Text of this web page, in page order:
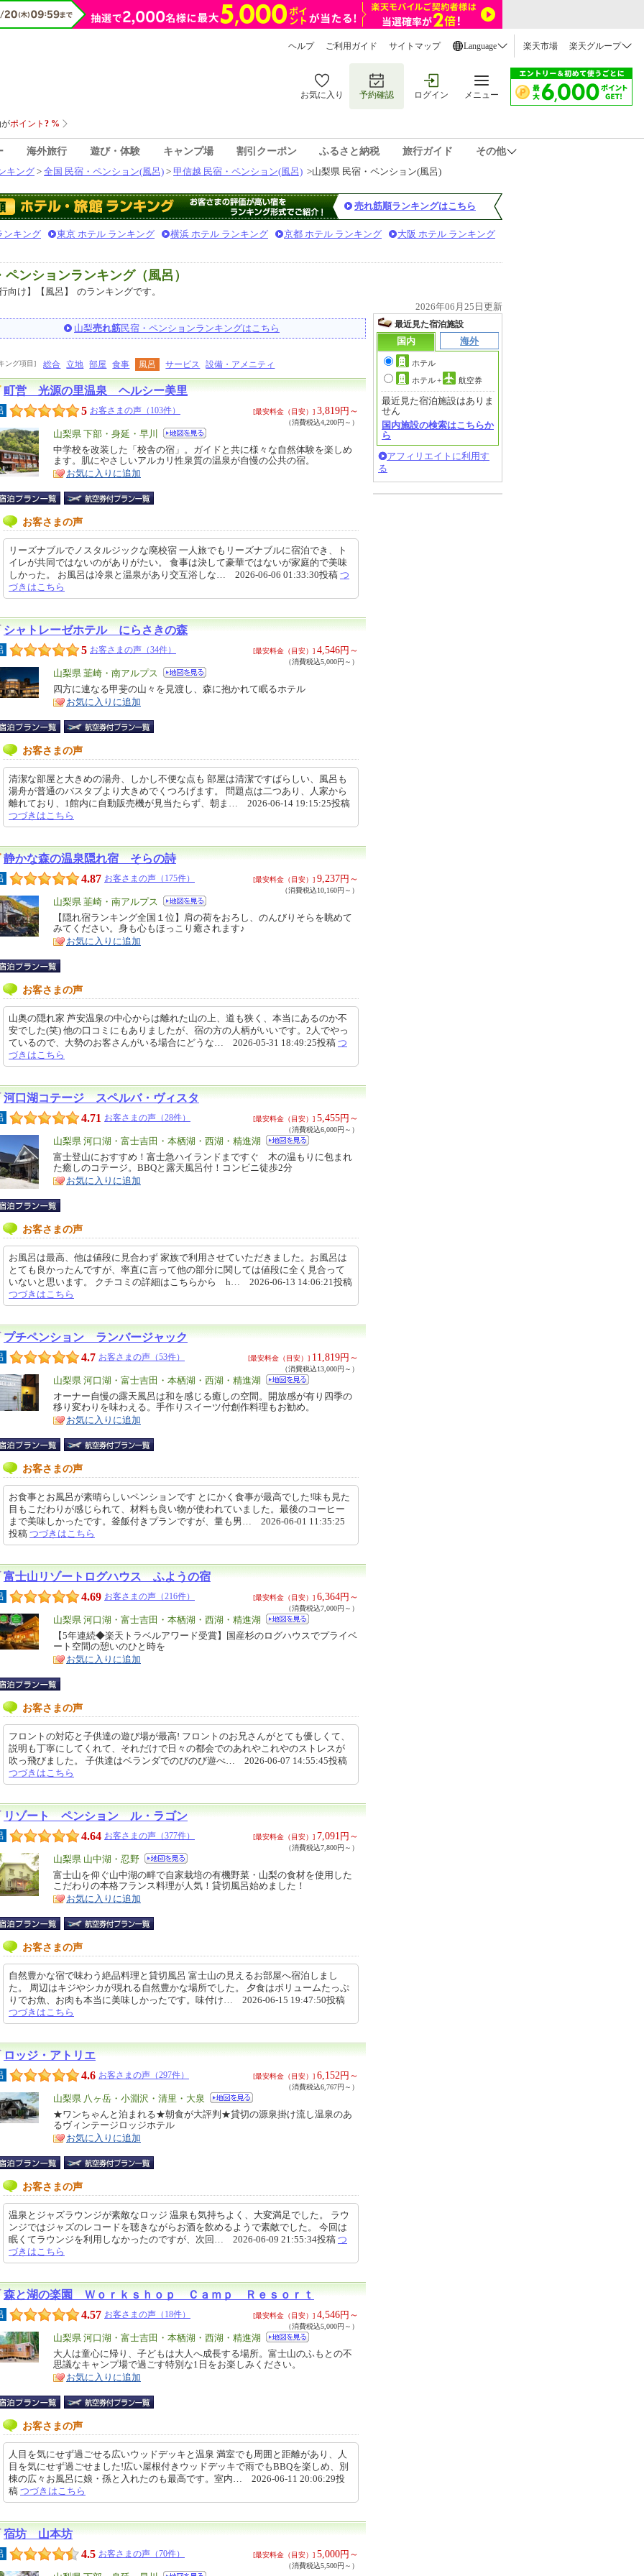
ヘルプ ご利用ガイド サイトマップ Language 楽天市場 楽天グループ
お気に入り 予約確認 ログイン メニュー
海外旅行 遊び・体験 キャンプ場 割引クーポン ふるさと納税 旅行ガイド
その他
キング > 全国 民宿・ペンション(風呂) > 甲信越 民宿・ペンション(風呂) >山梨県 民宿・ペンション(風呂)
売れ筋順ランキングはこちら
ンキング 東京 ホテル ランキング 横浜 ホテル ランキング 京都 ホテル ランキング 大阪 ホテル ランキング
ンションランキング（風呂）
向け】【風呂】
のランキングです。
2026年06月25日更新
山梨売れ筋民宿・ペンションランキングはこちら
ング項目] 総合 立地 部屋 食事 風呂 サービス 設備・アメニティ
町営 光源の里温泉 ヘルシー美里
5 お客さまの声（103件） [最安料金（目安）] 3,819円～
（消費税込4,200円～）
エ
リ
ア
山梨県 下部・身延・早川
特
徴
中学校を改装した「校舎の宿」。ガイドと共に様々な自然体験を楽しめ
ます。肌にやさしいアルカリ性泉質の温泉が自慢の公共の宿。
お気に入りに追加
お客さまの声
リーズナブルでノスタルジックな廃校宿 一人旅でもリーズナブルに宿泊でき、ト
イレが共同ではないのがありがたい。 食事は決して豪華ではないが家庭的で美味
しかった。 お風呂は冷泉と温泉があり交互浴しな… 2026-06-06 01:33:30投稿 つ
づきはこちら
シャトレーゼホテル にらさきの森
5 お客さまの声（34件） [最安料金（目安）] 4,546円～
（消費税込5,000円～）
エ
リ
ア
山梨県 韮崎・南アルプス
特
徴
四方に連なる甲斐の山々を見渡し、森に抱かれて眠るホテル
お気に入りに追加
お客さまの声
清潔な部屋と大きめの湯舟、しかし不便な点も 部屋は清潔ですばらしい、風呂も
湯舟が普通のバスタブより大きめでくつろげます。 問題点は二つあり、人家から
離れており、1館内に自動販売機が見当たらず、朝ま… 2026-06-14 19:15:25投稿
つづきはこちら
静かな森の温泉隠れ宿 そらの詩
4.87 お客さまの声（175件） [最安料金（目安）] 9,237円～
（消費税込10,160円～）
エ
リ
ア
山梨県 韮崎・南アルプス
特
徴
【隠れ宿ランキング全国１位】肩の荷をおろし、のんびりそらを眺めて
みてください。身も心もほっこり癒されます♪
お気に入りに追加
お客さまの声
山奥の隠れ家 芦安温泉の中心からは離れた山の上、道も狭く、本当にあるのか不
安でした(笑) 他の口コミにもありましたが、宿の方の人柄がいいです。2人でやっ
ているので、大勢のお客さんがいる場合にどうな… 2026-05-31 18:49:25投稿 つ
づきはこちら
河口湖コテージ スペルバ・ヴィスタ
4.71 お客さまの声（28件） [最安料金（目安）] 5,455円～
（消費税込6,000円～）
エ
リ
ア
山梨県 河口湖・富士吉田・本栖湖・西湖・精進湖
特
徴
富士登山におすすめ！富士急ハイランドまですぐ 木の温もりに包まれ
た癒しのコテージ。BBQと露天風呂付！コンビニ徒歩2分
お気に入りに追加
お客さまの声
お風呂は最高、他は値段に見合わず 家族で利用させていただきました。お風呂は
とても良かったんですが、率直に言って他の部分に関しては値段に全く見合って
いないと思います。 クチコミの詳細はこちらから h… 2026-06-13 14:06:21投稿
つづきはこちら
プチペンション ランバージャック
4.7 お客さまの声（53件） [最安料金（目安）] 11,819円～
（消費税込13,000円～）
エ
リ
ア
山梨県 河口湖・富士吉田・本栖湖・西湖・精進湖
特
徴
オーナー自慢の露天風呂は和を感じる癒しの空間。開放感が有り四季の
移り変わりを味わえる。手作りスイーツ付創作料理もお勧め。
お気に入りに追加
お客さまの声
お食事とお風呂が素晴らしいペンションです とにかく食事が最高でした!味も見た
目もこだわりが感じられて、材料も良い物が使われていました。最後のコーヒー
まで美味しかったです。釜飯付きプランですが、量も男… 2026-06-01 11:35:25
投稿 つづきはこちら
富士山リゾートログハウス ふようの宿
4.69 お客さまの声（216件） [最安料金（目安）] 6,364円～
（消費税込7,000円～）
エ
リ
ア
山梨県 河口湖・富士吉田・本栖湖・西湖・精進湖
特
【5年連続◆楽天トラベルアワード受賞】国産杉のログハウスでプライベ
ート空間の憩いのひと時を
お気に入りに追加
お客さまの声
フロントの対応と子供達の遊び場が最高! フロントのお兄さんがとても優しくて、
説明も丁寧にしてくれて、それだけで日々の都会でのあれやこれやのストレスが
吹っ飛びました。 子供達はベランダでのびのび遊べ… 2026-06-07 14:55:45投稿
つづきはこちら
リゾート ペンション ル・ラゴン
4.64 お客さまの声（377件） [最安料金（目安）] 7,091 円～
（消費税込7,800円～）
エ
リ
ア
山梨県 山中湖・忍野
特
徴
富士山を仰ぐ山中湖の畔で自家栽培の有機野菜・山梨の食材を使用した
こだわりの本格フランス料理が人気！貸切風呂始めました！
お気に入りに追加
お客さまの声
自然豊かな宿で味わう絶品料理と貸切風呂 富士山の見えるお部屋へ宿泊しまし
た。 周辺はキジやシカが現れる自然豊かな場所でした。 夕食はボリュームたっぷ
りでお魚、お肉も本当に美味しかったです。味付け… 2026-06-15 19:47:50投稿
つづきはこちら
ロッジ・アトリエ
4.6 お客さまの声（297件） [最安料金（目安）] 6,152 円～
（消費税込6,767円～）
エ
リ
ア
山梨県 八ヶ岳・小淵沢・清里・大泉
特
徴
★ワンちゃんと泊まれる★朝食が大評判★貸切の源泉掛け流し温泉のあ
るヴィンテージロッジホテル
お気に入りに追加
お客さまの声
温泉とジャズラウンジが素敵なロッジ 温泉も気持ちよく、大変満足でした。 ラウ
ンジではジャズのレコードを聴きながらお酒を飲めるようで素敵でした。 今回は
眠くてラウンジを利用しなかったのですが、次回… 2026-06-09 21:55:34投稿 つ
づきはこちら
森と湖の楽園 Ｗｏｒｋｓｈｏｐ Ｃａｍｐ Ｒｅｓｏｒｔ
4.57 お客さまの声（18件） [最安料金（目安）] 4,546円～
（消費税込5,000円～）
エ
リ
ア
山梨県 河口湖・富士吉田・本栖湖・西湖・精進湖
特
徴
大人は童心に帰り、子どもは大人へ成長する場所。富士山のふもとの不
思議なキャンプ場で過ごす特別な1日をお楽しみください。
お気に入りに追加
お客さまの声
人目を気にせず過ごせる広いウッドデッキと温泉 満室でも周囲と距離があり、人
目を気にせず過ごせました!広い屋根付きウッドデッキで雨でもBBQを楽しめ、別
棟の広々お風呂に娘・孫と入れたのも最高です。室内… 2026-06-11 20:06:29投
稿 つづきはこちら
宿坊 山本坊
4.5 お客さまの声（70件） [最安料金（目安）] 5,000円～
（消費税込5,500円～）
最近見た宿泊施設
国内
海外
ホテル
ホテル+ 航空券
最近見た宿泊施設はありま
せん
国内施設の検索はこちらか
ら
アフィリエイトに利用す
る